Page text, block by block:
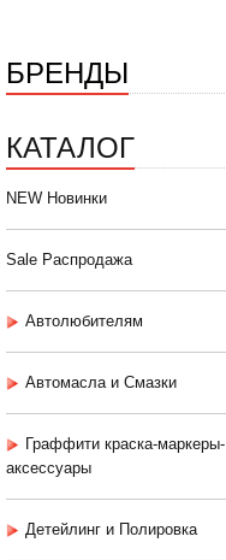
БРЕНДЫ
КАТАЛОГ
NEW Новинки
Sale Распродажа
Автолюбителям
Автомасла и Смазки
Граффити краска-маркеры-
аксессуары
Детейлинг и Полировка